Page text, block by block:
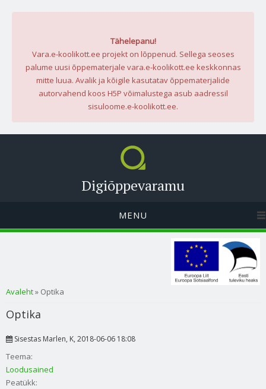
Tähelepanu!
Vara.e-koolikott.ee projekt on lõppenud. Sellega seoses
palume uusi õppematerjale vara.e-koolikott.ee keskkonnas
mitte luua. Avalik ja kõigile kasutatav õppematerjalide
autorvahend koos H5P võimalustega asub aadressil
sisuloome.e-koolikott.ee.
Digiõppevaramu
MENU
Sa oled siin
Avaleht» Optika
Optika
Sisestas Marlen, K, 2018-06-06 18:08
Teema:
Loodusained
Peatükk: